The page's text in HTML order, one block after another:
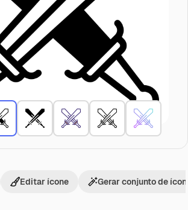
Editar ícone Gerar conjunto de